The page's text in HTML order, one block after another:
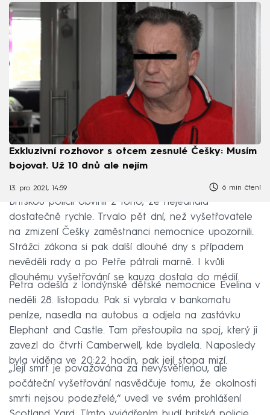
Exkluzivní rozhovor s otcem zesnulé Češky: Musím
bojovat. Už 10 dnů ale nejím
13. pro 2021, 14:59 6 min čtení
Britskou policii obvinil z toho, že nejednala
dostatečně rychle. Trvalo pět dní, než vyšetřovatele
na zmizení Češky zaměstnanci nemocnice upozornili.
Strážci zákona si pak další dlouhé dny s případem
nevěděli rady a po Petře pátrali marně. I kvůli
dlouhému vyšetřování se kauza dostala do médií.
Petra odešla z londýnské dětské nemocnice Evelina v
neděli 28. listopadu. Pak si vybrala v bankomatu
peníze, nasedla na autobus a odjela na zastávku
Elephant and Castle. Tam přestoupila na spoj, který ji
zavezl do čtvrti Camberwell, kde bydlela. Naposledy
byla viděna ve 20:22 hodin, pak její stopa mizí.
„Její smrt je považována za nevysvětlenou, ale
počáteční vyšetřování nasvědčuje tomu, že okolnosti
smrti nejsou podezřelé,“ uvedl ve svém prohlášení